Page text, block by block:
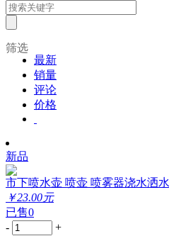
筛选
最新
销量
评论
价格
新品
市下喷水壶 喷壶 喷雾器浇水洒
￥23.00元
已售0
-
+